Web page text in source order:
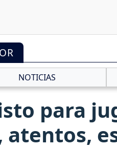
NOTICIAS
para